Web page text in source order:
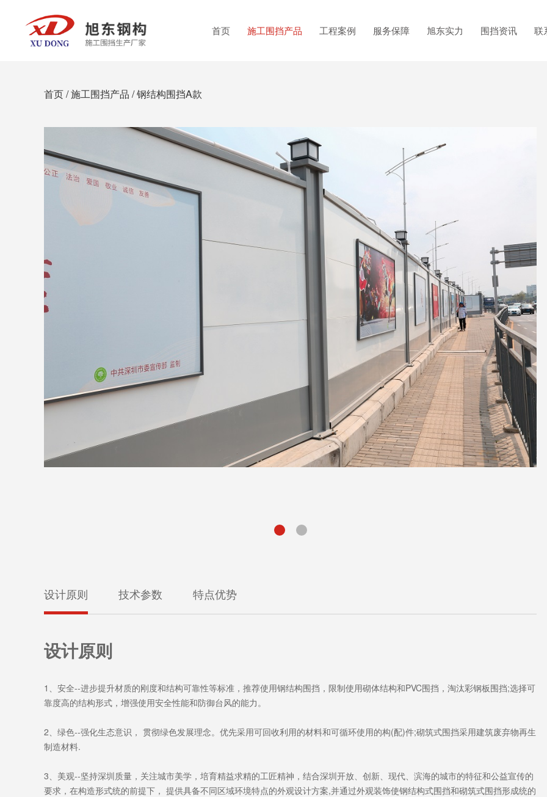
首页 施工围挡产品 工程案例 服务保障 旭东实力 围挡资讯 联
首页/施工围挡产品 /钢结构围挡A款
设计原则 技术参数 特点优势
设计原则
1、安全--进步提升材质的刚度和结构可靠性等标准，推荐使用钢结构围挡，限制使用砌体结构和PVC围挡，淘汰彩钢板围挡;选择可
靠度高的结构形式，增强使用安全性能和防御台风的能力。
2、绿色--强化生态意识， 贯彻绿色发展理念。优先采用可回收利用的材料和可循环使用的构(配)件;砌筑式围挡采用建筑废弃物再生
制造材料.
3、美观--坚持深圳质量，关注城市美学，培育精益求精的工匠精神，结合深圳开放、创新、现代、滨海的城市的特征和公益宣传的
要求，在构造形式统的前提下， 提供具备不同区域环境特点的外观设计方案,并通过外观装饰使钢结构式围挡和砌筑式围挡形成统的